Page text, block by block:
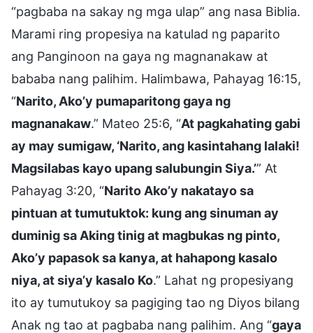
“pagbaba na sakay ng mga ulap” ang nasa Biblia.
Marami ring propesiya na katulad ng paparito
ang Panginoon na gaya ng magnanakaw at
bababa nang palihim. Halimbawa, Pahayag 16:15,
“Narito, Ako’y pumaparitong gaya ng
magnanakaw.” Mateo 25:6, “At pagkahating gabi
ay may sumigaw, ‘Narito, ang kasintahang lalaki!
Magsilabas kayo upang salubungin Siya.’” At
Pahayag 3:20, “Narito Ako’y nakatayo sa
pintuan at tumutuktok: kung ang sinuman ay
duminig sa Aking tinig at magbukas ng pinto,
Ako’y papasok sa kanya, at hahapong kasalo
niya, at siya’y kasalo Ko.” Lahat ng propesiyang
ito ay tumutukoy sa pagiging tao ng Diyos bilang
Anak ng tao at pagbaba nang palihim. Ang “gaya